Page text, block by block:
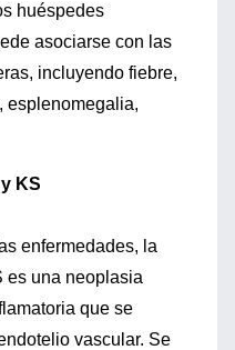
huéspedes
asociarse con las
incluyendo fiebre,
esplenomegalia,
KS
enfermedades, la
es una neoplasia
que se
vascular. Se